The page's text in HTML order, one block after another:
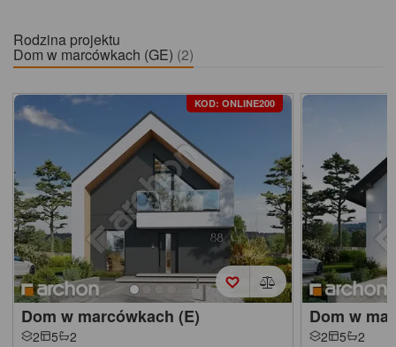
Rodzina projektu
Dom w marcówkach (GE) (2)
KOD: ONLINE200
Dom w marcówkach (E)
2 5 2
Dom w
2 5 2